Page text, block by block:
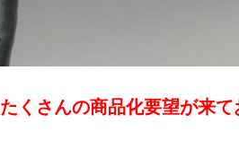
たくさんの商品化要望が来